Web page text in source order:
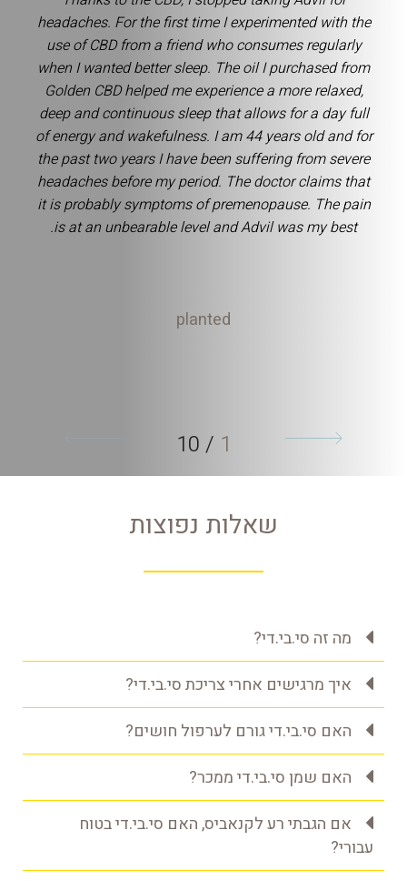
headaches. For the first time I experimented with the
use of CBD from a friend who consumes regularly
when I wanted better sleep. The oil I purchased from
Golden CBD helped me experience a more relaxed,
deep and continuous sleep that allows for a day full
of energy and wakefulness. I am 44 years old and for
the past two years I have been suffering from severe
headaches before my period. The doctor claims that
it is probably symptoms of premenopause. The pain
is at an unbearable level and Advil was my best.
planted
1
/
10
שאלות נפוצות
מה זה סי.בי.די?
איך מרגישים אחרי צריכת סי.בי.די?
האם סי.בי.די גורם לערפול חושים?
האם שמן סי.בי.די ממכר?
אם הגבתי רע לקנאביס, האם סי.בי.די בטוח
עבורי?